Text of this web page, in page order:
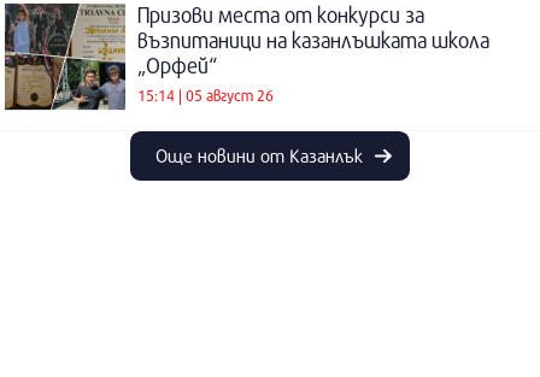
Призови места от конкурси за
възпитаници на казанлъшката школа
„Орфей“
15:14 | 05 август 26
Още новини от Казанлък